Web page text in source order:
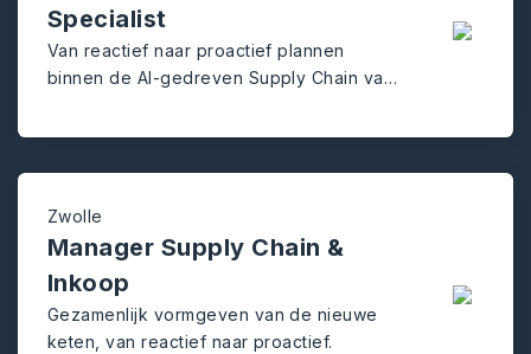
Specialist
Van reactief naar proactief plannen
binnen de AI-gedreven Supply Chain van
Zwolle
Manager Supply Chain &
Inkoop
Gezamenlijk vormgeven van de nieuwe
keten, van reactief naar proactief.